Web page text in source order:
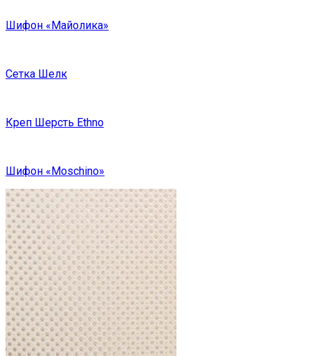
Шифон «Майолика»
Сетка Шелк
Креп Шерсть Ethno
Шифон «Moschino»